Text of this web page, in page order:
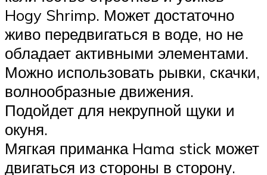
Hogy Shrimp. Может достаточно
живо передвигаться в воде, но не
обладает активными элементами.
Можно использовать рывки, скачки,
волнообразные движения.
Подойдет для некрупной щуки и
окуня.
Мягкая приманка Hama stick может
двигаться из стороны в сторону.